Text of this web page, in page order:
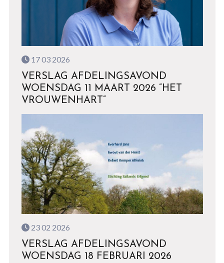
17 03 2026
VERSLAG AFDELINGSAVOND
WOENSDAG 11 MAART 2026 ”HET
VROUWENHART”
23 02 2026
VERSLAG AFDELINGSAVOND
WOENSDAG 18 FEBRUARI 2026